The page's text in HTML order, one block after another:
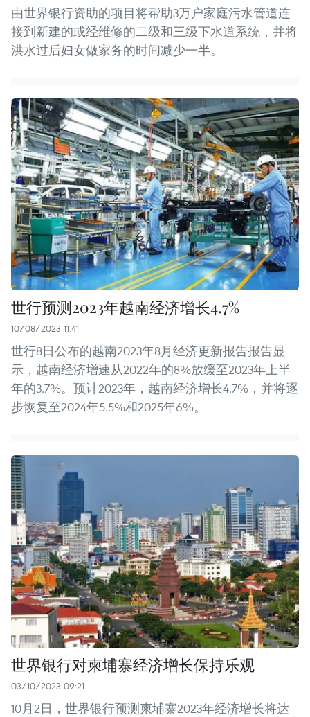
由世界银行资助的项目将帮助3万户家庭污水管道连
接到新建的或经维修的二级和三级下水道系统，并将
洪水过后妇女做家务的时间减少一半。
世行预测2023年越南经济增长4.7%
10/08/2023 11:41
世行8日公布的越南2023年8月经济更新报告报告显
示，越南经济增速从2022年的8%放缓至2023年上半
年的3.7%。预计2023年，越南经济增长4.7%，并将逐
步恢复至2024年5.5%和2025年6%。
世界银行对柬埔寨经济增长保持乐观
03/10/2023 09:21
10月2日，世界银行预测柬埔寨2023年经济增长将达